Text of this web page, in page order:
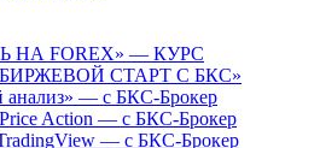
НА FOREX» — КУРС
СТАРТ С БКС»
анализ» — с БКС-Брокер
Price Action — с БКС-Брокер
— с БКС-Брокер